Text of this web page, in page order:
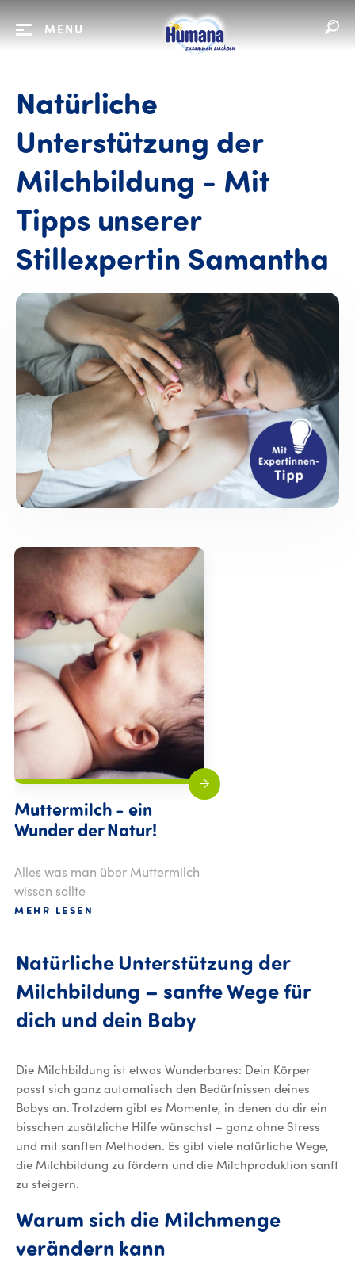
MENU
Natürliche
Unterstützung der
Milchbildung - Mit
Tipps unserer
Stillexpertin Samantha
Muttermilch - ein
Wunder der Natur!
Alles was man über Muttermilch
wissen sollte
MEHR LESEN
Natürliche Unterstützung der
Milchbildung – sanfte Wege für
dich und dein Baby
Die Milchbildung ist etwas Wunderbares: Dein Körper
passt sich ganz automatisch den Bedürfnissen deines
Babys an. Trotzdem gibt es Momente, in denen du dir ein
bisschen zusätzliche Hilfe wünschst – ganz ohne Stress
und mit sanften Methoden. Es gibt viele natürliche Wege,
die Milchbildung zu fördern und die Milchproduktion sanft
zu steigern.
Warum sich die Milchmenge
verändern kann